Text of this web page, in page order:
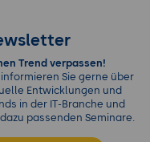
Trend verpassen!
informieren Sie gerne über
Entwicklungen und
in der IT-Branche und
passenden Seminare.